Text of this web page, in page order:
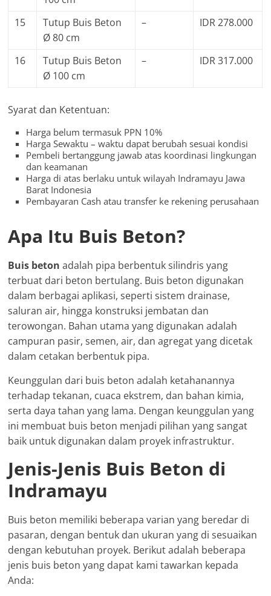
15
Tutup Buis Beton
Ø 80 cm
– IDR 278.000
16
Tutup Buis Beton
Ø 100 cm
– IDR 317.000
Syarat dan Ketentuan:
Harga belum termasuk PPN 10%
Harga Sewaktu – waktu dapat berubah sesuai kondisi
Pembeli bertanggung jawab atas koordinasi lingkungan
dan keamanan
Harga di atas berlaku untuk wilayah Indramayu Jawa
Barat Indonesia
Pembayaran Cash atau transfer ke rekening perusahaan
Apa Itu Buis Beton?
Buis beton adalah pipa berbentuk silindris yang
terbuat dari beton bertulang. Buis beton digunakan
dalam berbagai aplikasi, seperti sistem drainase,
saluran air, hingga konstruksi jembatan dan
terowongan. Bahan utama yang digunakan adalah
campuran pasir, semen, air, dan agregat yang dicetak
dalam cetakan berbentuk pipa.
Keunggulan dari buis beton adalah ketahanannya
terhadap tekanan, cuaca ekstrem, dan bahan kimia,
serta daya tahan yang lama. Dengan keunggulan yang
ini membuat buis beton menjadi pilihan yang sangat
baik untuk digunakan dalam proyek infrastruktur.
Jenis-Jenis Buis Beton di
Indramayu
Buis beton memiliki beberapa varian yang beredar di
pasaran, dengan bentuk dan ukuran yang di sesuaikan
dengan kebutuhan proyek. Berikut adalah beberapa
jenis buis beton yang dapat kami tawarkan kepada
Anda: